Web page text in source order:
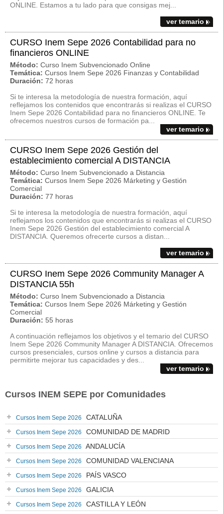
ONLINE. Estamos a tu lado para que consigas mej...
ver temario
CURSO Inem Sepe 2026 Contabilidad para no
financieros ONLINE
Método: Curso Inem Subvencionado Online
Temática: Cursos Inem Sepe 2026 Finanzas y Contabilidad
Duración: 72 horas
Si te interesa la metodología de nuestra formación, aquí
reflejamos los contenidos que encontrarás si realizas el CURSO
Inem Sepe 2026 Contabilidad para no financieros ONLINE. Te
ofrecemos nuestros cursos de formación pa...
ver temario
CURSO Inem Sepe 2026 Gestión del
establecimiento comercial A DISTANCIA
Método: Curso Inem Subvencionado a Distancia
Temática: Cursos Inem Sepe 2026 Márketing y Gestión
Comercial
Duración: 77 horas
Si te interesa la metodología de nuestra formación, aquí
reflejamos los contenidos que encontrarás si realizas el CURSO
Inem Sepe 2026 Gestión del establecimiento comercial A
DISTANCIA. Queremos ofrecerte cursos a distan...
ver temario
CURSO Inem Sepe 2026 Community Manager A
DISTANCIA 55h
Método: Curso Inem Subvencionado a Distancia
Temática: Cursos Inem Sepe 2026 Márketing y Gestión
Comercial
Duración: 55 horas
A continuación reflejamos los objetivos y el temario del CURSO
Inem Sepe 2026 Community Manager A DISTANCIA. Ofrecemos
cursos presenciales, cursos online y cursos a distancia para
permitirte mejorar tus capacidades y des...
ver temario
Cursos INEM SEPE por Comunidades
Cursos Inem Sepe 2026 CATALUÑA
Cursos Inem Sepe 2026 COMUNIDAD DE MADRID
Cursos Inem Sepe 2026 ANDALUCÍA
Cursos Inem Sepe 2026 COMUNIDAD VALENCIANA
Cursos Inem Sepe 2026 PAÍS VASCO
Cursos Inem Sepe 2026 GALICIA
Cursos Inem Sepe 2026 CASTILLA Y LEÓN